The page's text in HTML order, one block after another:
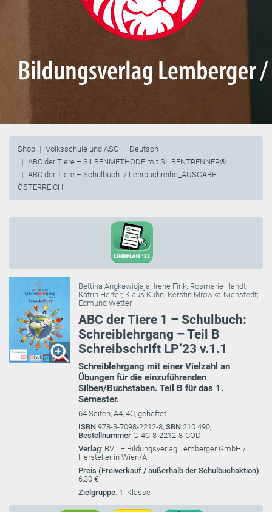
Shop Volksschule und ASO
Deutsch
ABC der Tiere – SILBENMETHODE mit SILBENTRENNER®
ABC der Tiere – Schulbuch- / Lehrbuchreihe_AUSGABE
ÖSTERREICH
Bettina Angkawidjaja; Irene Fink; Rosmarie Handt;
Katrin Herter; Klaus Kuhn; Kerstin Mrowka-Nienstedt;
Edmund Wetter
ABC der Tiere 1 – Schulbuch:
Schreiblehrgang – Teil B
Schreibschrift LP‘23 v.1.1
Schreiblehrgang mit einer Vielzahl an
Übungen für die einzuführenden
Silben/Buchstaben. Teil B für das 1.
Semester.
64 Seiten, A4, 4C, geheftet
ISBN 978-3-7098-2212-8, SBN 210.490,
Bestellnummer G-4C-8-2212-8-COD
Verlag: BVL – Bildungsverlag Lemberger GmbH /
Hersteller in Wien/A
Preis (Freiverkauf / außerhalb der Schulbuchaktion):
6,30 €
Zielgruppe: 1. Klasse